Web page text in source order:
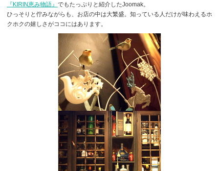
『KIRIN恵み物語』 でもたっぷりと紹介したJoomak。
ひっそりと佇みながらも、お店の中は大繁盛。知っている人だけが味わえるホ
クホクの嬉しさがココにはあります。